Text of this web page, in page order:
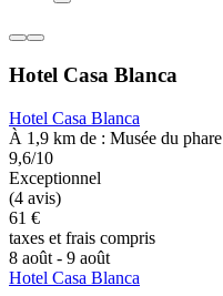
Hotel Casa Blanca
Hotel Casa Blanca
À 1,9 km de : Musée du phare
9,6/10
Exceptionnel
(4 avis)
61 €
taxes et frais compris
8 août - 9 août
Hotel Casa Blanca